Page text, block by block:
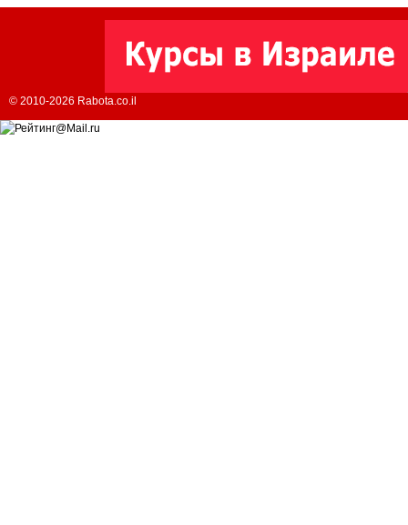
© 2010-2026 Rabota.co.il